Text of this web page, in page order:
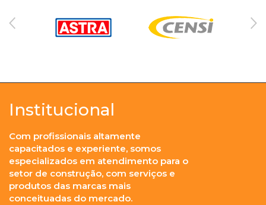
Institucional
Com profissionais altamente
capacitados e experiente, somos
especializados em atendimento para o
setor de construção, com serviços e
produtos das marcas mais
conceituadas do mercado.